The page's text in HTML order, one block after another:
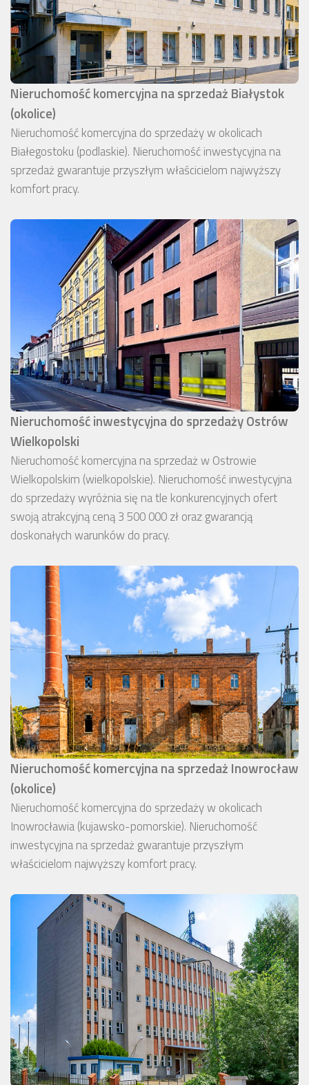
Nieruchomość komercyjna na sprzedaż Białystok
(okolice)
Nieruchomość komercyjna do sprzedaży w okolicach
Białegostoku (podlaskie). Nieruchomość inwestycyjna na
sprzedaż gwarantuje przyszłym właścicielom najwyższy
komfort pracy.
Nieruchomość inwestycyjna do sprzedaży Ostrów
Wielkopolski
Nieruchomość komercyjna na sprzedaż w Ostrowie
Wielkopolskim (wielkopolskie). Nieruchomość inwestycyjna
do sprzedaży wyróżnia się na tle konkurencyjnych ofert
swoją atrakcyjną ceną 3 500 000 zł oraz gwarancją
doskonałych warunków do pracy.
Nieruchomość komercyjna na sprzedaż Inowrocław
(okolice)
Nieruchomość komercyjna do sprzedaży w okolicach
Inowrocławia (kujawsko-pomorskie). Nieruchomość
inwestycyjna na sprzedaż gwarantuje przyszłym
właścicielom najwyższy komfort pracy.